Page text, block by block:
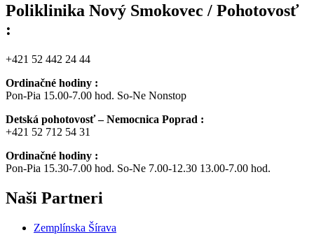
Poliklinika Nový Smokovec / Pohotovosť
:
+421 52 442 24 44
Ordinačné hodiny :
Pon-Pia 15.00-7.00 hod. So-Ne Nonstop
Detská pohotovosť – Nemocnica Poprad :
+421 52 712 54 31
Ordinačné hodiny :
Pon-Pia 15.30-7.00 hod. So-Ne 7.00-12.30 13.00-7.00 hod.
Naši Partneri
Zemplínska Šírava